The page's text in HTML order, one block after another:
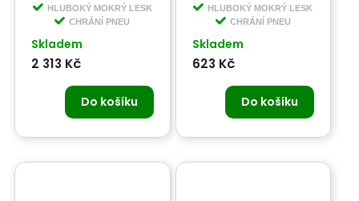
HLUBOKÝ MOKRÝ LESK
CHRÁNÍ PNEU
Skladem
2 313 Kč
Do košíku
HLUBOKÝ MOKRÝ LESK
CHRÁNÍ PNEU
Skladem
623 Kč
Do košíku